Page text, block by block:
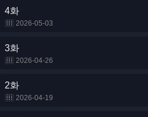
4화
2026-05-03
3화
2026-04-26
2화
2026-04-19